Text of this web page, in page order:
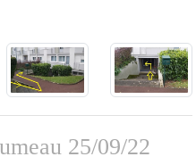
25/09/22